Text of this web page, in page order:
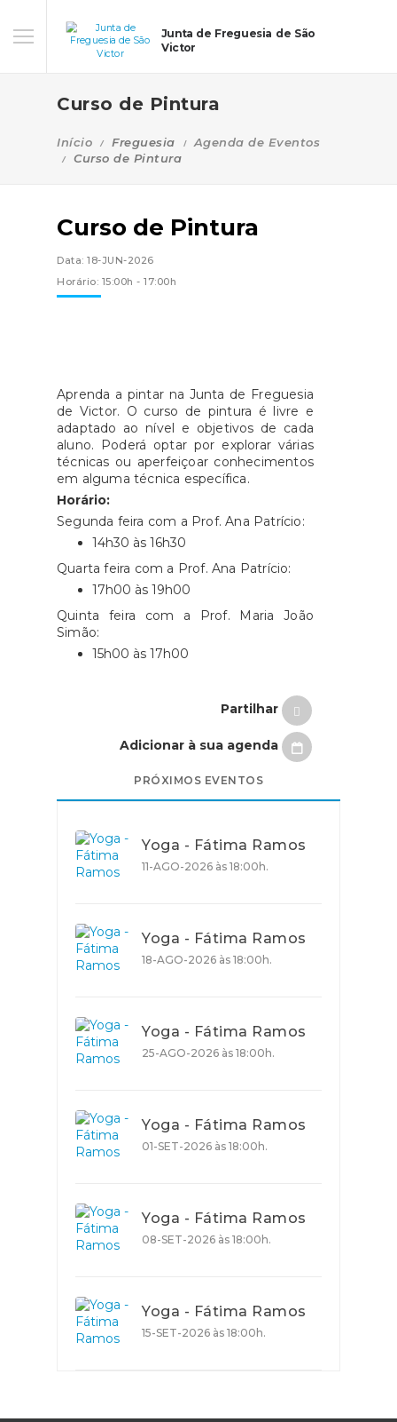
Junta de Freguesia de São
Victor
Curso de Pintura
Início Freguesia
Agenda de Eventos
Curso de Pintura
Curso de Pintura
Data: 18-JUN-2026
Horário: 15:00h - 17:00h
Aprenda a pintar na Junta de Freguesia
de Victor. O curso de pintura é livre e
adaptado ao nível e objetivos de cada
aluno. Poderá optar por explorar várias
técnicas ou aperfeiçoar conhecimentos
em alguma técnica específica.
Horário:
Segunda feira com a Prof. Ana Patrício:
14h30 às 16h30
Quarta feira com a Prof. Ana Patrício:
17h00 às 19h00
Quinta feira com a Prof. Maria João
Simão:
15h00 às 17h00
Partilhar
Adicionar à sua agenda
PRÓXIMOS EVENTOS
Yoga - Fátima Ramos
11-AGO-2026 às 18:00h.
Yoga - Fátima Ramos
18-AGO-2026 às 18:00h.
Yoga - Fátima Ramos
25-AGO-2026 às 18:00h.
Yoga - Fátima Ramos
01-SET-2026 às 18:00h.
Yoga - Fátima Ramos
08-SET-2026 às 18:00h.
Yoga - Fátima Ramos
15-SET-2026 às 18:00h.